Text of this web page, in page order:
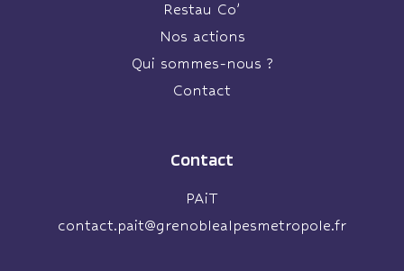
Restau Co’
Nos actions
Qui sommes-nous ?
Contact
Contact
PAiT
contact.pait@grenoblealpesmetropole.fr